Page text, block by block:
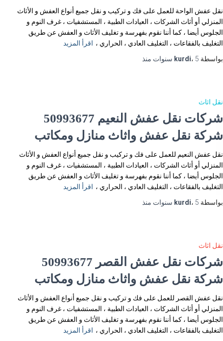
نقل عفش الواحة للعمل على فك و تركيب و نقل جميع أنواع العفش و الأثاث
المنزلي أو أثاث الشركات ، العيادات الطبية ، المستشفيات ، غرف النوم و
الجلوس أيضا ، كما أننا نقوم بفهرسة و تغليف الأثاث و العفش عن طريق
التغليف بالفقاعات ، التغليف العادي ، الحراري ، اقرأ المزيد
بواسطة
kurdi، 5 سنوات منذ
نقل اثاث
شركات نقل عفش النعيم 50993677
شركة نقل عفش واثاث منازل ومكاتب
نقل عفش النعيم للعمل على فك و تركيب و نقل جميع أنواع العفش و الأثاث
المنزلي أو أثاث الشركات ، العيادات الطبية ، المستشفيات ، غرف النوم و
الجلوس أيضا ، كما أننا نقوم بفهرسة و تغليف الأثاث و العفش عن طريق
التغليف بالفقاعات ، التغليف العادي ، الحراري ، اقرأ المزيد
بواسطة
kurdi، 5 سنوات منذ
نقل اثاث
شركات نقل عفش القصر 50993677
شركة نقل عفش واثاث منازل ومكاتب
نقل عفش القصر للعمل على فك و تركيب و نقل جميع أنواع العفش و الأثاث
المنزلي أو أثاث الشركات ، العيادات الطبية ، المستشفيات ، غرف النوم و
الجلوس أيضا ، كما أننا نقوم بفهرسة و تغليف الأثاث و العفش عن طريق
التغليف بالفقاعات ، التغليف العادي ، الحراري ، اقرأ المزيد